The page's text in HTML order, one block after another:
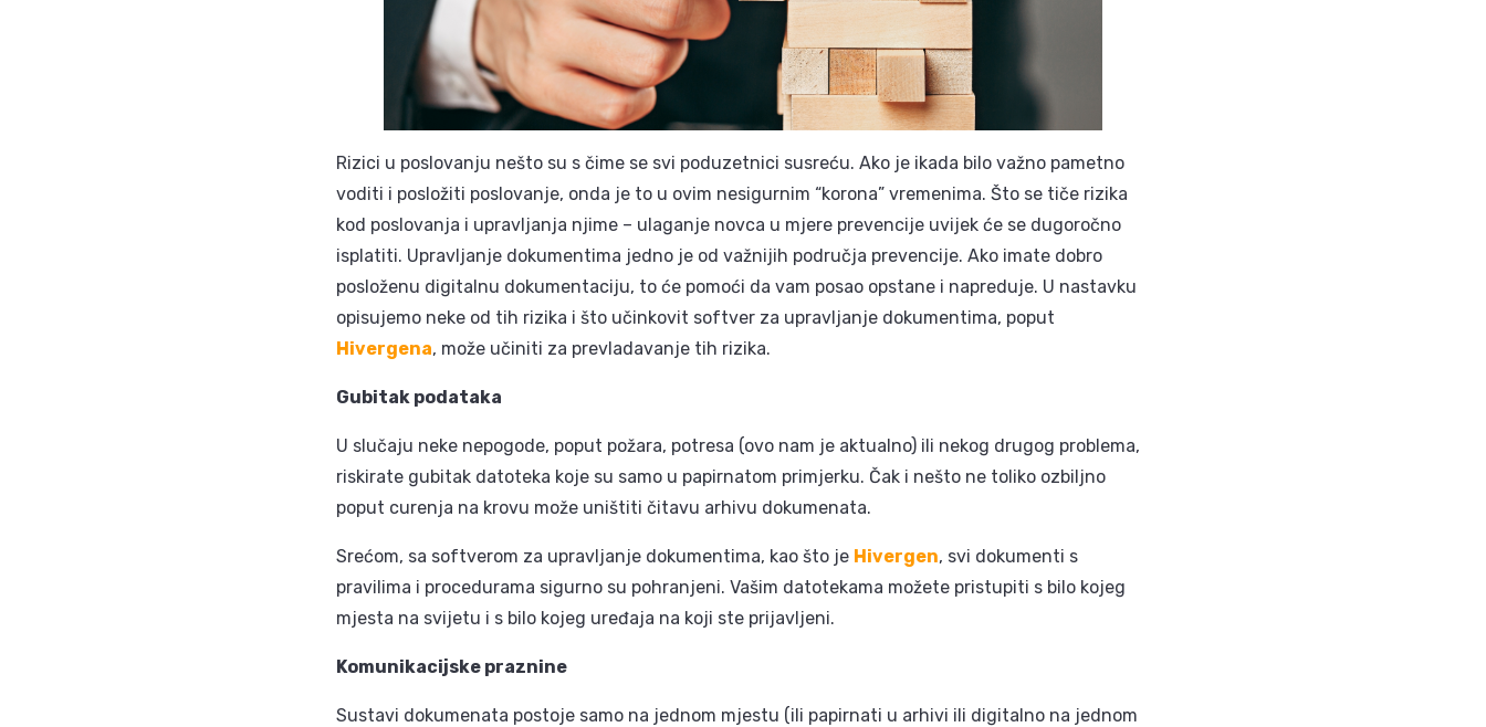
Rizici u poslovanju nešto su s čime se svi poduzetnici susreću. Ako je ikada bilo važno pametno
voditi i posložiti poslovanje, onda je to u ovim nesigurnim “korona” vremenima. Što se tiče rizika
kod poslovanja i upravljanja njime – ulaganje novca u mjere prevencije uvijek će se dugoročno
isplatiti. Upravljanje dokumentima jedno je od važnijih područja prevencije. Ako imate dobro
posloženu digitalnu dokumentaciju, to će pomoći da vam posao opstane i napreduje. U nastavku
opisujemo neke od tih rizika i što učinkovit softver za upravljanje dokumentima, poput
Hivergena, može učiniti za prevladavanje tih rizika.
Gubitak podataka
U slučaju neke nepogode, poput požara, potresa (ovo nam je aktualno) ili nekog drugog problema,
riskirate gubitak datoteka koje su samo u papirnatom primjerku. Čak i nešto ne toliko ozbiljno
poput curenja na krovu može uništiti čitavu arhivu dokumenata.
Srećom, sa softverom za upravljanje dokumentima, kao što je Hivergen, svi dokumenti s
pravilima i procedurama sigurno su pohranjeni. Vašim datotekama možete pristupiti s bilo kojeg
mjesta na svijetu i s bilo kojeg uređaja na koji ste prijavljeni.
Komunikacijske praznine
Sustavi dokumenata postoje samo na jednom mjestu (ili papirnati u arhivi ili digitalno na jednom